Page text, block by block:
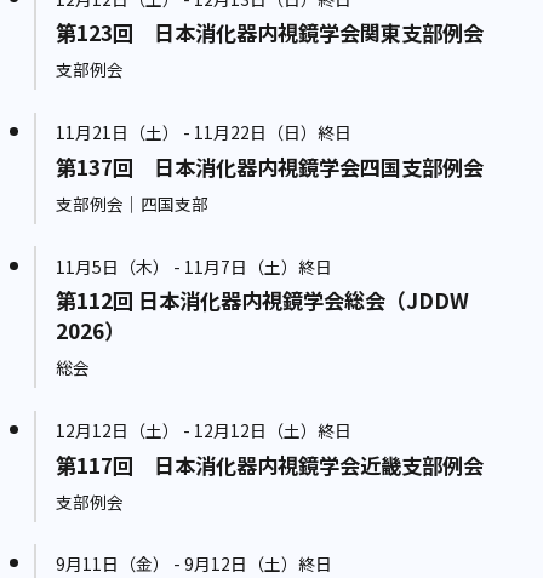
第123回 日本消化器内視鏡学会関東支部例会
支部例会
11月21日（土） - 11月22日（日）終日
第137回 日本消化器内視鏡学会四国支部例会
支部例会｜四国支部
11月5日（木） - 11月7日（土）終日
第112回 日本消化器内視鏡学会総会（JDDW
2026）
総会
12月12日（土） - 12月12日（土）終日
第117回 日本消化器内視鏡学会近畿支部例会
支部例会
9月11日（金） - 9月12日（土）終日